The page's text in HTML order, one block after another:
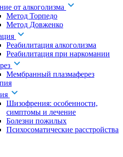
от алкоголизма
Метод Торпедо
Метод Довженко
Реабилитация алкоголизма
Реабилитация при наркомании
Мембранный плазмаферез
Шизофрения: особенности,
симптомы и лечение
Болезни пожилых
Психосоматические расстройства